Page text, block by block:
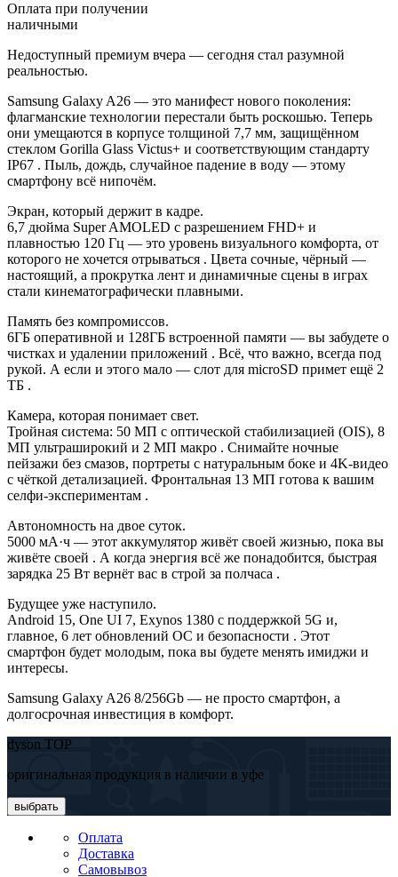
Оплата при получении
наличными
Недоступный премиум вчера — сегодня стал разумной
реальностью.
Samsung Galaxy A26 — это манифест нового поколения:
флагманские технологии перестали быть роскошью. Теперь
они умещаются в корпусе толщиной 7,7 мм, защищённом
стеклом Gorilla Glass Victus+ и соответствующим стандарту
IP67 . Пыль, дождь, случайное падение в воду — этому
смартфону всё нипочём.
Экран, который держит в кадре.
6,7 дюйма Super AMOLED с разрешением FHD+ и
плавностью 120 Гц — это уровень визуального комфорта, от
которого не хочется отрываться . Цвета сочные, чёрный —
настоящий, а прокрутка лент и динамичные сцены в играх
стали кинематографически плавными.
Память без компромиссов.
6ГБ оперативной и 128ГБ встроенной памяти — вы забудете о
чистках и удалении приложений . Всё, что важно, всегда под
рукой. А если и этого мало — слот для microSD примет ещё 2
ТБ .
Камера, которая понимает свет.
Тройная система: 50 МП с оптической стабилизацией (OIS), 8
МП ультраширокий и 2 МП макро . Снимайте ночные
пейзажи без смазов, портреты с натуральным боке и 4K-видео
с чёткой детализацией. Фронтальная 13 МП готова к вашим
селфи-экспериментам .
Автономность на двое суток.
5000 мА·ч — этот аккумулятор живёт своей жизнью, пока вы
живёте своей . А когда энергия всё же понадобится, быстрая
зарядка 25 Вт вернёт вас в строй за полчаса .
Будущее уже наступило.
Android 15, One UI 7, Exynos 1380 с поддержкой 5G и,
главное, 6 лет обновлений ОС и безопасности . Этот
смартфон будет молодым, пока вы будете менять имиджи и
интересы.
Samsung Galaxy A26 8/256Gb — не просто смартфон, а
долгосрочная инвестиция в комфорт.
dyson TOP
оригинальная продукция в наличии в уфе
выбрать
Оплата
Доставка
Самовывоз